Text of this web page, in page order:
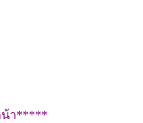
น้า*****